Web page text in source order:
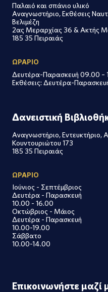
Παλαιό και σπάνιο υλικό
Αναγνωστήριο, Εκθέσεις
Βελιμέζη
2ας Μεραρχίας 36 & Ακτής
185 35 Πειραιάς
ΩΡΑΡΙΟ
Δευτέρα-Παρασκευή 09.00 –
Εκθέσεις: Δευτέρα-
Δανειστική
Αναγνωστήριο,
Κουντουριώτου 173
185 35 Πειραιάς
ΩΡΑΡΙΟ
Ιούνιος - Σεπτέμβριος
Δευτέρα - Παρασκευή
10.00 - 16.00
Οκτώβριος - Μάιος
Δευτέρα - Παρασκευή
10.00-19.00
Σάββατο
10.00-14.00
Επικοινωνήστε μαζί